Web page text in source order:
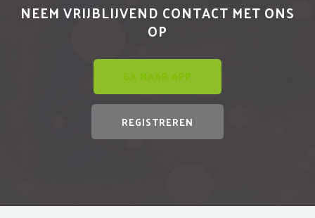
NEEM VRIJBLIJVEND CONTACT MET ONS
OP
GA NAAR APP
REGISTREREN